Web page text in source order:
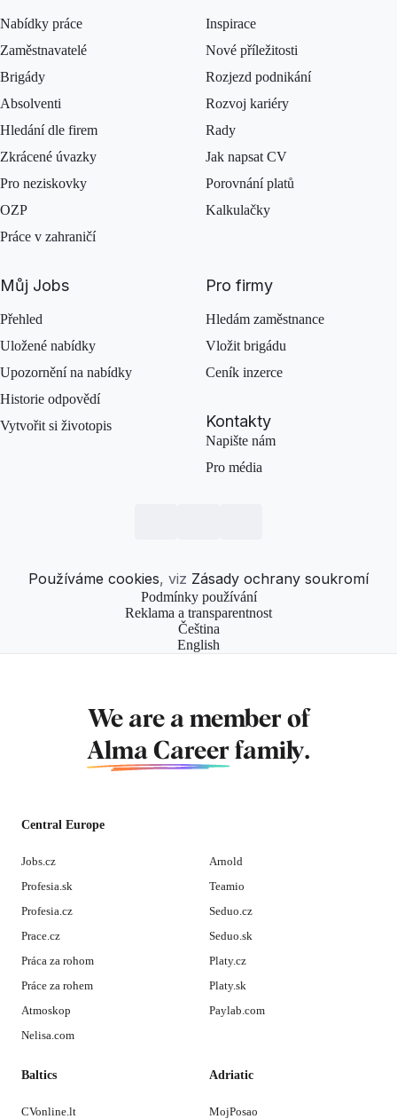
Nabídky práce
Zaměstnavatelé
Brigády
Absolventi
Hledání dle firem
Zkrácené úvazky
Pro neziskovky
OZP
Práce v zahraničí
Inspirace
Nové příležitosti
Rozjezd podnikání
Rozvoj kariéry
Rady
Jak napsat CV
Porovnání platů
Kalkulačky
Můj Jobs
Přehled
Uložené nabídky
Upozornění na nabídky
Historie odpovědí
Vytvořit si životopis
Pro firmy
Hledám zaměstnance
Vložit brigádu
Ceník inzerce
Kontakty
Napište nám
Pro média
Používáme cookies, viz Zásady ochrany soukromí
Podmínky používání
Reklama a transparentnost
Čeština
English
We are a member of
Alma Career family.
Central Europe
Jobs.cz
Profesia.sk
Profesia.cz
Prace.cz
Práca za rohom
Práce za rohem
Atmoskop
Nelisa.com
Arnold
Teamio
Seduo.cz
Seduo.sk
Platy.cz
Platy.sk
Paylab.com
Baltics
CVonline.lt
Adriatic
MojPosao